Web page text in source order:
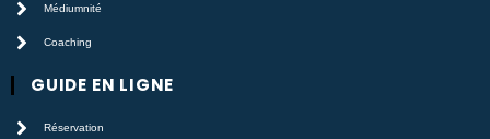
Médiumnité
Coaching
GUIDE EN LIGNE
Réservation